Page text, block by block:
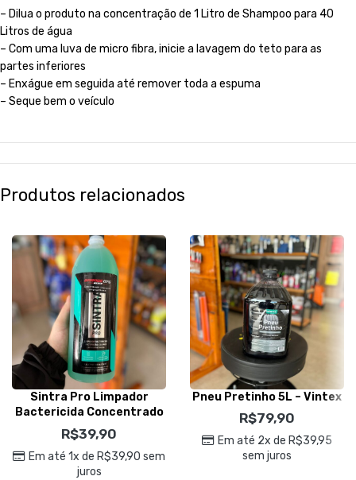
– Dilua o produto na concentração de 1 Litro de Shampoo para 40
Litros de água
– Com uma luva de micro fibra, inicie a lavagem do teto para as
partes inferiores
– Enxágue em seguida até remover toda a espuma
– Seque bem o veículo
Produtos relacionados
Sintra Pro Limpador
Bactericida Concentrado
1,5L – Vonixx
R$39,90
Em até 1x de R$39,90 sem
juros
Pneu Pretinho 5L – Vintex
R$79,90
Em até 2x de R$39,95
sem juros